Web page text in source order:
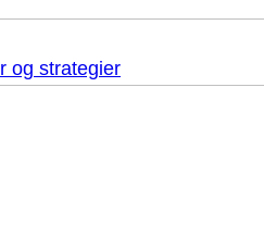
og strategier